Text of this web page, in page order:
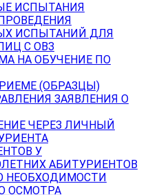
ИСПЫТАНИЯ
ИСПЫТАНИЙ ДЛЯ
С ОВЗ
НА ОБУЧЕНИЕ ПО
(ОБРАЗЦЫ)
ЗАЯВЛЕНИЯ О
ЧЕРЕЗ ЛИЧНЫЙ
У
АБИТУРИЕНТОВ
НЕОБХОДИМОСТИ
ОСМОТРА